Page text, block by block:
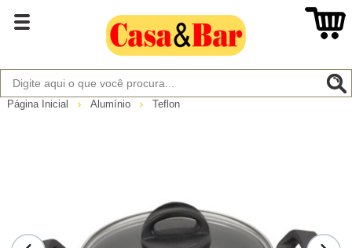
Página Inicial Alumínio Teflon